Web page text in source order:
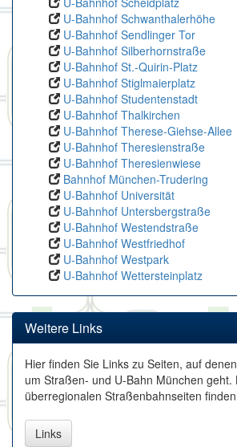
U-Bahnhof Schwanthalerhöhe
U-Bahnhof Sendlinger Tor
U-Bahnhof Silberhornstraße
U-Bahnhof St.-Quirin-Platz
U-Bahnhof Stiglmaierplatz
U-Bahnhof Studentenstadt
U-Bahnhof Thalkirchen
U-Bahnhof Therese-Giehse-Allee
U-Bahnhof Theresienstraße
U-Bahnhof Theresienwiese
Bahnhof München-Trudering
U-Bahnhof Universität
U-Bahnhof Untersbergstraße
U-Bahnhof Westendstraße
U-Bahnhof Westfriedhof
U-Bahnhof Westpark
U-Bahnhof Wettersteinplatz
Weitere Links
Hier finden Sie Links zu Seiten, auf
um Straßen- und U-Bahn München geht.
überregionalen Straßenbahnseiten
Links